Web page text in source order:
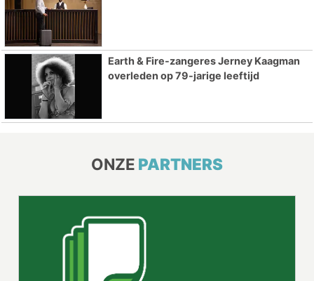
Earth & Fire-zangeres Jerney Kaagman
overleden op 79-jarige leeftijd
ONZE PARTNERS